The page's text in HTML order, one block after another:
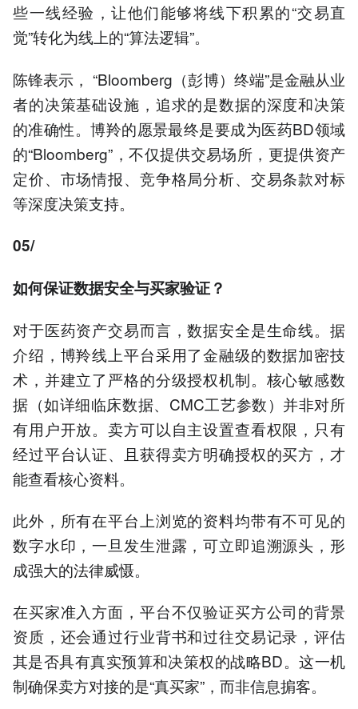
些一线经验，让他们能够将线下积累的“交易直
觉”转化为线上的“算法逻辑”。
陈锋表示， “Bloomberg（彭博）终端”是金融从业
者的决策基础设施，追求的是数据的深度和决策
的准确性。博羚的愿景最终是要成为医药BD领域
的“Bloomberg”，不仅提供交易场所，更提供资产
定价、市场情报、竞争格局分析、交易条款对标
等深度决策支持。
05/
如何保证数据安全与买家验证？
对于医药资产交易而言，数据安全是生命线。据
介绍，博羚线上平台采用了金融级的数据加密技
术，并建立了严格的分级授权机制。核心敏感数
据（如详细临床数据、CMC工艺参数）并非对所
有用户开放。卖方可以自主设置查看权限，只有
经过平台认证、且获得卖方明确授权的买方，才
能查看核心资料。
此外，所有在平台上浏览的资料均带有不可见的
数字水印，一旦发生泄露，可立即追溯源头，形
成强大的法律威慑。
在买家准入方面，平台不仅验证买方公司的背景
资质，还会通过行业背书和过往交易记录，评估
其是否具有真实预算和决策权的战略BD。这一机
制确保卖方对接的是“真买家”，而非信息掮客。